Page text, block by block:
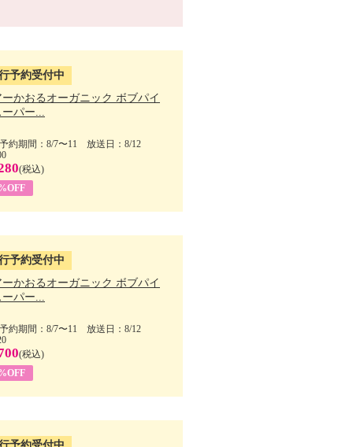
予約受付中
ーかおるオーガニック ボブパイ
ーパー...
約期間：8/7〜11 放送日：8/12
(税込)
予約受付中
ーかおるオーガニック ボブパイ
ーパー...
約期間：8/7〜11 放送日：8/12
(税込)